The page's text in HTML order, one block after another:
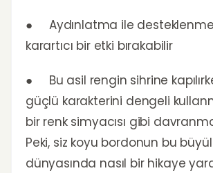
● Aydınlatma ile
karartıcı bir etki bırakabilir
● Bu asil rengin sihrine
güçlü karakterini dengeli
bir renk simyacısı gibi
Peki, siz koyu bordonun bu
dünyasında nasıl bir hikaye